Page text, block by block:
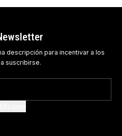
descripción para incentivar a los
suscribirse.